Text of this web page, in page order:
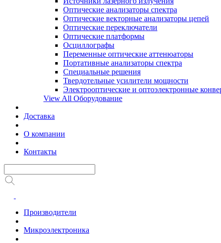
Оптические анализаторы спектра
Оптические векторные анализаторы цепей
Оптические переключатели
Оптические платформы
Осциллографы
Переменные оптические аттенюаторы
Портативные анализаторы спектра
Специальные решения
Твердотельные усилители мощности
Электрооптические и оптоэлектронные
View All Оборудование
Доставка
О компании
Контакты
Производители
Микроэлектроника